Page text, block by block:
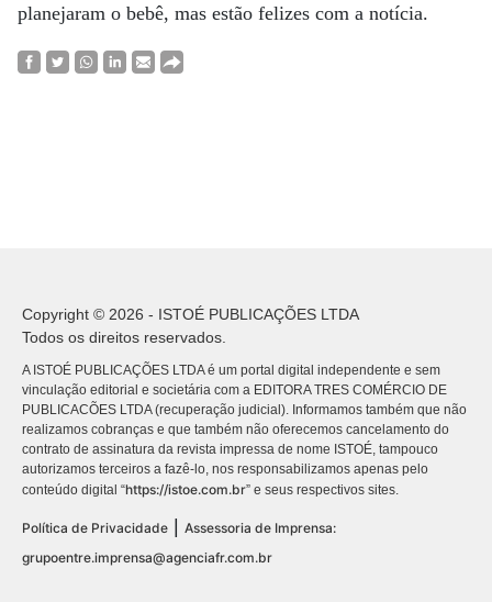
planejaram o bebê, mas estão felizes com a notícia.
Copyright © 2026 - ISTOÉ PUBLICAÇÕES LTDA
Todos os direitos reservados.
A ISTOÉ PUBLICAÇÕES LTDA é um portal digital independente e sem
vinculação editorial e societária com a EDITORA TRES COMÉRCIO DE
PUBLICACÕES LTDA (recuperação judicial). Informamos também que não
realizamos cobranças e que também não oferecemos cancelamento do
contrato de assinatura da revista impressa de nome ISTOÉ, tampouco
autorizamos terceiros a fazê-lo, nos responsabilizamos apenas pelo
conteúdo digital “https://istoe.com.br” e seus respectivos sites.
Política de Privacidade
Assessoria de Imprensa:
grupoentre.imprensa@agenciafr.com.br